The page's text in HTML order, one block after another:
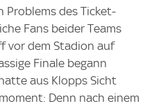
Problems des Ticket-
Fans beider Teams
vor dem Stadion auf
Finale begann
aus Klopps Sicht
Denn nach einem